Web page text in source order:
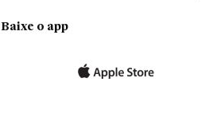
Baixe o app